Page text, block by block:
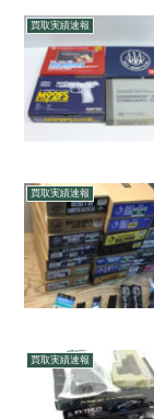
買取実績速報
買取実績速報
買取実績速報